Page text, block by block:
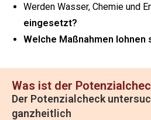
Werden Wasser, Chemie und
eingesetzt?
Welche Maßnahmen lohnen
Was ist der
Der Potenzialcheck
ganzheitlich